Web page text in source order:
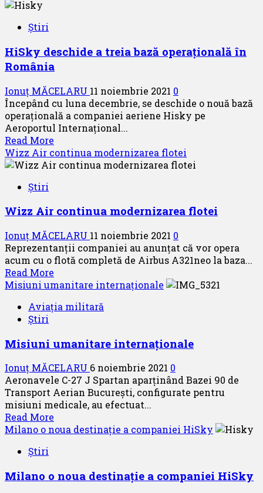
nouă
bază
Italia
și
lansează
19
noi
Știri
HiSky deschide a treia bază operațională în
România
Ionuț MĂCELARU 11 noiembrie 2021 0
Începând cu luna decembrie, se deschide o nouă bază
operațională a companiei aeriene Hisky pe
Aeroportul Internațional...
Read More
more
about
treia
operațională
în
România
Wizz Air continua modernizarea flotei
Știri
Wizz Air continua modernizarea flotei
Ionuț MĂCELARU 11 noiembrie 2021 0
Reprezentanții companiei au anunțat că vor opera
acum cu o flotă completă de Airbus A321neo la baza...
Read More
more
Wizz
modernizarea
Misiuni umanitare internaționale
Aviația militară
Știri
Misiuni umanitare internaționale
Ionuț MĂCELARU 6 noiembrie 2021 0
Aeronavele C-27 J Spartan aparținând Bazei 90 de
Transport Aerian București, configurate pentru
misiuni medicale, au efectuat...
Read More
more
internaționale
Milano o noua destinație a companiei HiSky
Știri
Milano o noua destinație a companiei HiSky